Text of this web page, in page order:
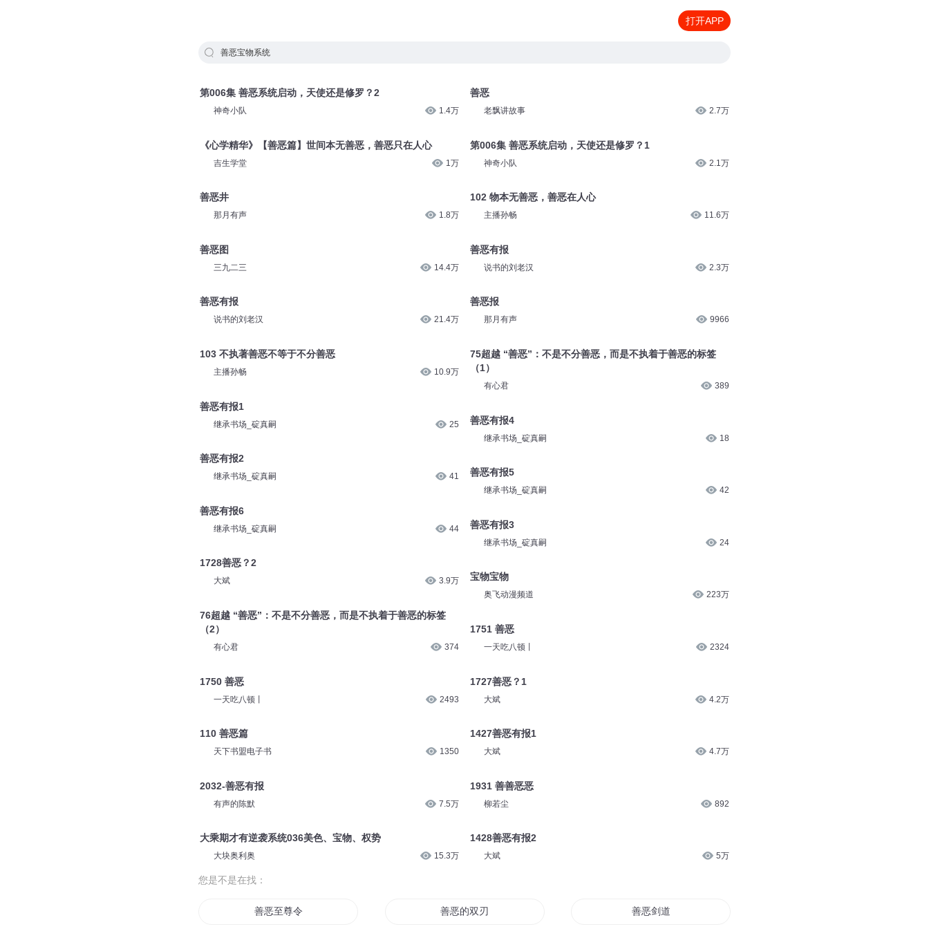
打开APP
善恶宝物系统
第006集 善恶系统启动，天使还是修罗？2
神奇小队 1.4万
《心学精华》【善恶篇】世间本无善恶，善恶只在人心
吉生学堂 1万
善恶井
那月有声 1.8万
善恶图
三九二三 14.4万
善恶有报
说书的刘老汉 21.4万
103 不执著善恶不等于不分善恶
主播孙畅 10.9万
善恶有报1
继承书场_碇真嗣 25
善恶有报2
继承书场_碇真嗣 41
善恶有报6
继承书场_碇真嗣 44
1728善恶？2
大斌 3.9万
76超越 “善恶”：不是不分善恶，而是不执着于善恶的标签
（2）
有心君 374
1750 善恶
一天吃八顿丨 2493
110 善恶篇
天下书盟电子书 1350
2032-善恶有报
有声的陈默 7.5万
大乘期才有逆袭系统036美色、宝物、权势
大块奥利奥 15.3万
善恶
老飘讲故事 2.7万
第006集 善恶系统启动，天使还是修罗？1
神奇小队 2.1万
102 物本无善恶，善恶在人心
主播孙畅 11.6万
善恶有报
说书的刘老汉 2.3万
善恶报
那月有声 9966
75超越 “善恶”：不是不分善恶，而是不执着于善恶的标签
（1）
有心君 389
善恶有报4
继承书场_碇真嗣 18
善恶有报5
继承书场_碇真嗣 42
善恶有报3
继承书场_碇真嗣 24
宝物宝物
奥飞动漫频道 223万
1751 善恶
一天吃八顿丨 2324
1727善恶？1
大斌 4.2万
1427善恶有报1
大斌 4.7万
1931 善善恶恶
柳若尘 892
1428善恶有报2
大斌 5万
您是不是在找：
善恶至尊令 善恶的双刃剑 善恶剑道